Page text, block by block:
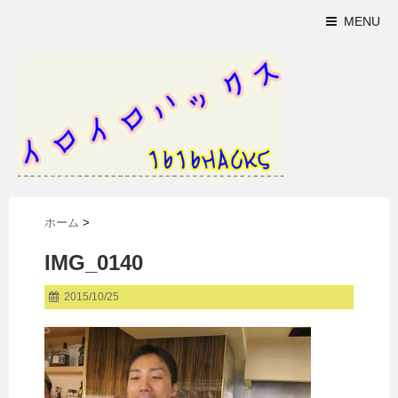
MENU
ホーム >
IMG_0140
2015/10/25